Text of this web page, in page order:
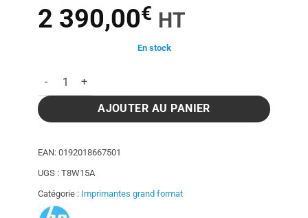
2 390,00€ HT
En stock
quantité de Traceur HP DesignJet Z6 A1 PostScript - 24
AJOUTER AU PANIER
EAN: 0192018667501
UGS : T8W15A
Catégorie : Imprimantes grand format